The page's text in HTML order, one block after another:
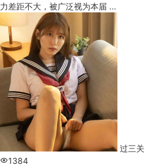
力差距不大，被广泛视为本届 ...
过三关
1384